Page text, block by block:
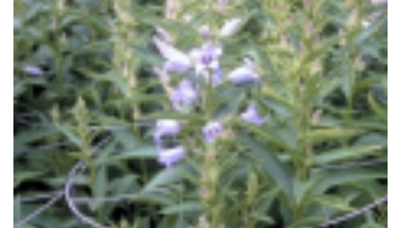
Breedbladig klokje
Campanula latifolia 'Gloaming'